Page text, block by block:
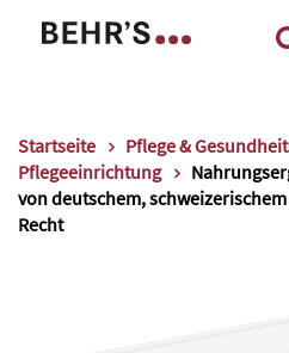
Startseite Pflege &
Pflegeeinrichtung
von deutschem,
Recht